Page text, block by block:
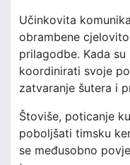
Učinkovita
obrambene
prilagodbe. Kada
koordinirati svoje
zatvaranje šutera i
Štoviše, poticanje
poboljšati timsku
se međusobno